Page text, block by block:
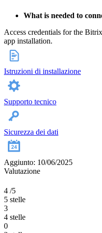
What is needed to
Access credentials for the
app installation.
Istruzioni di installazione
Supporto tecnico
Sicurezza dei dati
Aggiunto: 10/06/2025
Valutazione
4 /5
5 stelle
3
4 stelle
0